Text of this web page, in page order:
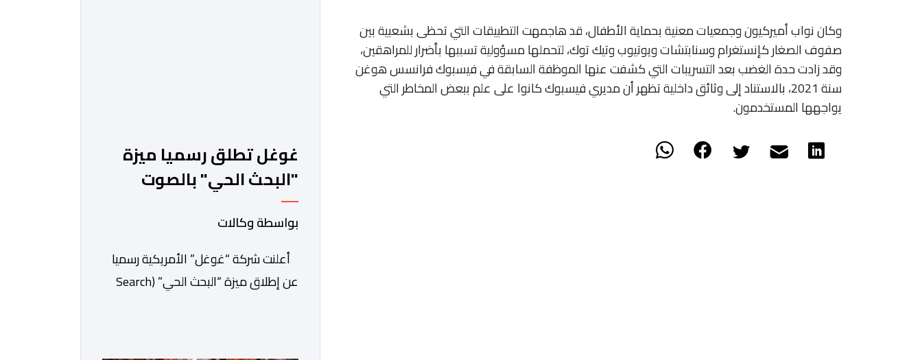
وكان نواب أميركيون وجمعيات معنية بحماية الأطفال، قد هاجمهت التطبيقات التي تحظى بشعبية بين
صفوف الصغار كإنستغرام وسنابتشات ويوتيوب وتيك توك، لتحملها مسؤولية تسببها بأضرار للمراهقين،
وقد زادت حدة الغضب بعد التسريبات التي كشفت عنها الموظفة السابقة في فيسبوك فرانسس هوغن
سنة 2021، بالاستناد إلى وثائق داخلية تظهر أن مديري فيسبوك كانوا على علم ببعض المخاطر التي
يواجهها المستخدمون.
غوغل تطلق رسميا ميزة
"البحث الحي" بالصوت
والكاميرا
بواسطة وكالات
أعلنت شركة “غوغل” الأمريكية رسميا
عن إطلاق ميزة “البحث الحي” (Search